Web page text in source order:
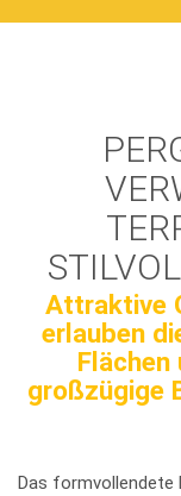
Attraktive
erlauben
Flächen
großzügige
Das formvollendete